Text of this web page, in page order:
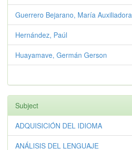
Guerrero Bejarano, María Auxiliadora
Hernández, Paúl
Huayamave, Germán Gerson
Subject
ADQUISICIÓN DEL IDIOMA
ANÁLISIS DEL LENGUAJE